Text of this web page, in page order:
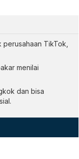
TikTok,
menilai
dan bisa